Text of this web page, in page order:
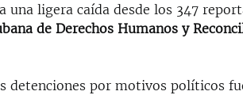
ligera caída desde los 347
de Derechos Humanos y
detenciones por motivos políticos